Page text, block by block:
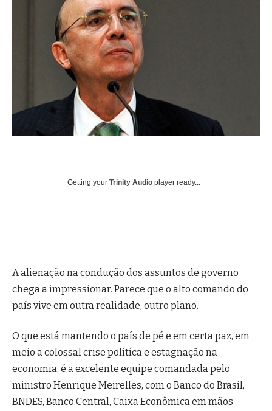
Getting your Trinity Audio player ready...
A alienação na condução dos assuntos de governo
chega a impressionar. Parece que o alto comando do
país vive em outra realidade, outro plano.
O que está mantendo o país de pé e em certa paz, em
meio a colossal crise política e estagnação na
economia, é a excelente equipe comandada pelo
ministro Henrique Meirelles, com o Banco do Brasil,
BNDES, Banco Central, Caixa Econômica em mãos